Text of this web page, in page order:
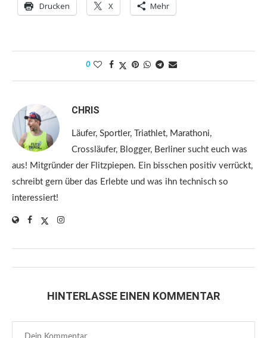
Drucken X Mehr
0
CHRIS
Läufer, Sportler, Triathlet, Marathoni,
Crossläufer, Blogger, Berliner sucht euch was
aus! Mitgründer der Flitzpiepen. Ein bisschen positiv verrückt,
schreibt gern über das Erlebte und was ihn technisch so
interessiert!
HINTERLASSE EINEN KOMMENTAR